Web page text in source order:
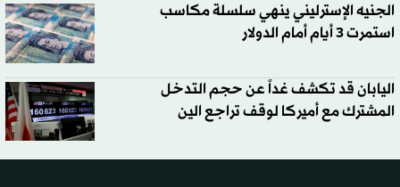
الجنيه الإسترليني ينهي سلسلة مكاسب
استمرت 3 أيام أمام الدولار
اليابان قد تكشف غداً عن حجم التدخل
المشترك مع أميركا لوقف تراجع الين